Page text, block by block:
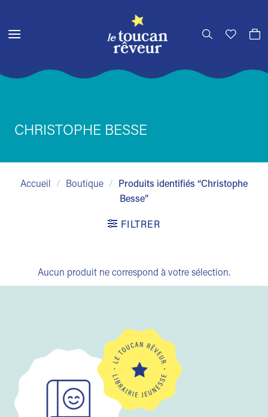
contenu
CHRISTOPHE BESSE
Accueil / Boutique /
Produits identifiés “Christophe
Besse”
FILTRER
Aucun produit ne correspond à votre sélection.